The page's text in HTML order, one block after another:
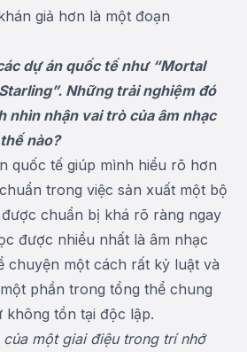
giả hơn là một đoạn
dự án quốc tế như “Mortal
Những trải nghiệm đó
nhìn nhận vai trò của âm nhạc
nào?
quốc tế giúp mình hiểu rõ hơn
trong việc sản xuất một bộ
chuẩn bị khá rõ ràng ngay
được nhiều nhất là âm nhạc
chuyện một cách rất kỷ luật và
phần trong tổng thể chung
không tồn tại độc lập.
một giai điệu trong trí nhớ